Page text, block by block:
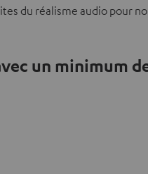
du réalisme audio pour
un minimum